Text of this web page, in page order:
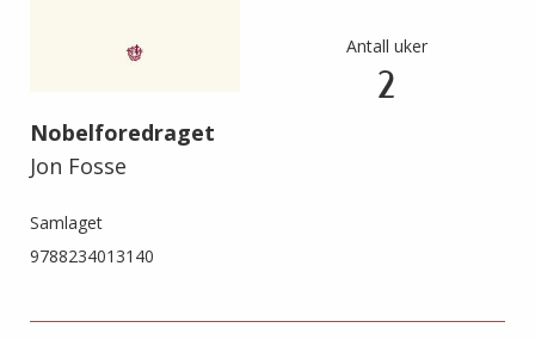
Nobelforedraget
Jon Fosse
Samlaget
9788234013140
Antall uker
2